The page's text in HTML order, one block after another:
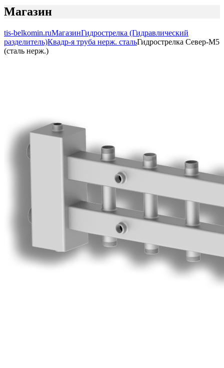
Магазин
tis-belkomin.ruМагазинГидрострелка (Гидравлический
разделитель)Квадр-я труба нерж. стальГидрострелка Север-М5
(сталь нерж.)